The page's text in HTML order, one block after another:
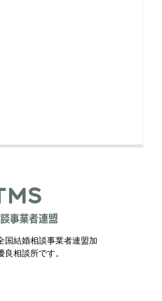
国結婚相談事業者連盟加
良相談所です。